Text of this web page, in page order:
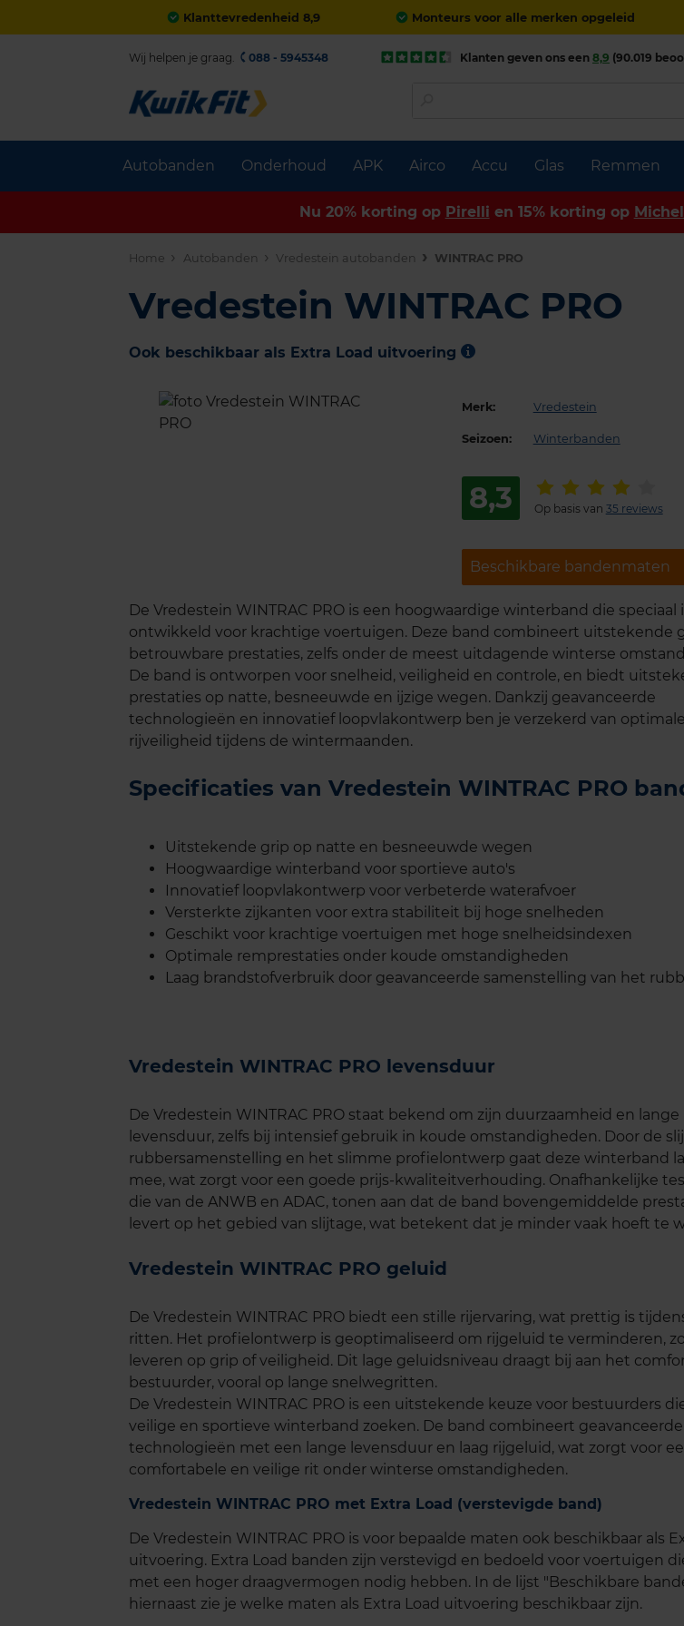
Klanttevredenheid 8,9 Monteurs voor alle merken opgeleid
Autobanden Onderhoud APK Airco Accu Glas Remmen
Wij helpen je graag. 088 - 5945348 Klanten geven ons een 8,9 (90.019
Nu 20% korting op Pirelli en 15% korting op
Home Autobanden Vredestein autobanden WINTRAC PRO
Vredestein WINTRAC PRO
Ook beschikbaar als Extra Load uitvoering
Merk: Vredestein
Seizoen: Winterbanden
8,3 Op basis van 35 reviews
Beschikbare bandenmaten
Beschikbare bandenmaten
De Vredestein WINTRAC PRO is een hoogwaardige winterband die speciaal
ontwikkeld voor krachtige voertuigen. Deze band combineert uitstekende
betrouwbare prestaties, zelfs onder de meest uitdagende winterse
De band is ontworpen voor snelheid, veiligheid en controle, en biedt
prestaties op natte, besneeuwde en ijzige wegen. Dankzij geavanceerde
technologieën en innovatief loopvlakontwerp ben je verzekerd van optimale
rijveiligheid tijdens de wintermaanden.
Specificaties van Vredestein WINTRAC PRO
Uitstekende grip op natte en besneeuwde wegen
Hoogwaardige winterband voor sportieve auto's
Innovatief loopvlakontwerp voor verbeterde waterafvoer
Versterkte zijkanten voor extra stabiliteit bij hoge snelheden
Geschikt voor krachtige voertuigen met hoge snelheidsindexen
Optimale remprestaties onder koude omstandigheden
Laag brandstofverbruik door geavanceerde samenstelling van het
Vredestein WINTRAC PRO levensduur
De Vredestein WINTRAC PRO staat bekend om zijn duurzaamheid en lange
levensduur, zelfs bij intensief gebruik in koude omstandigheden. Door de
rubbersamenstelling en het slimme profielontwerp gaat deze winterband
mee, wat zorgt voor een goede prijs-kwaliteitverhouding. Onafhankelijke
die van de ANWB en ADAC, tonen aan dat de band bovengemiddelde
levert op het gebied van slijtage, wat betekent dat je minder vaak hoeft te
Vredestein WINTRAC PRO geluid
De Vredestein WINTRAC PRO biedt een stille rijervaring, wat prettig is
ritten. Het profielontwerp is geoptimaliseerd om rijgeluid te verminderen,
leveren op grip of veiligheid. Dit lage geluidsniveau draagt bij aan het
bestuurder, vooral op lange snelwegritten.
De Vredestein WINTRAC PRO is een uitstekende keuze voor bestuurders
veilige en sportieve winterband zoeken. De band combineert geavanceerde
technologieën met een lange levensduur en laag rijgeluid, wat zorgt voor
comfortabele en veilige rit onder winterse omstandigheden.
Vredestein WINTRAC PRO met Extra Load (verstevigde band)
De Vredestein WINTRAC PRO is voor bepaalde maten ook beschikbaar als
uitvoering. Extra Load banden zijn verstevigd en bedoeld voor voertuigen
met een hoger draagvermogen nodig hebben. In de lijst "Beschikbare
hiernaast zie je welke maten als Extra Load uitvoering beschikbaar zijn.